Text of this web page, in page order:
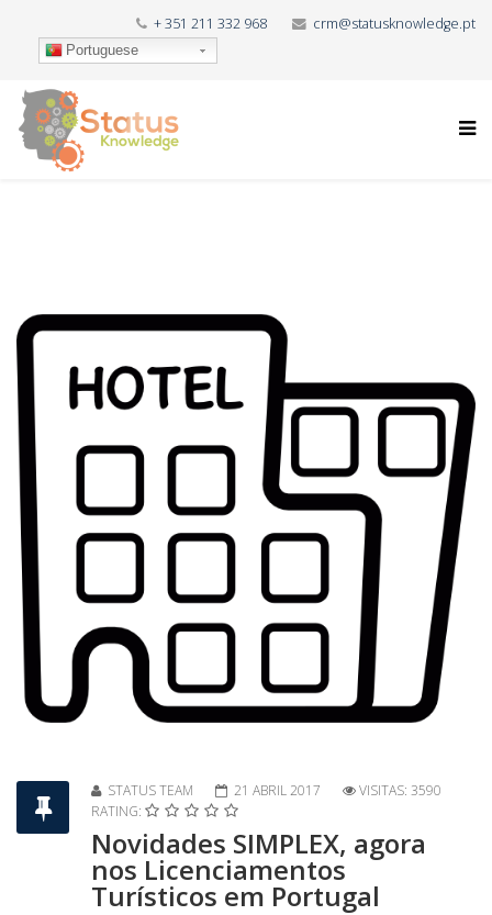
+ 351 211 332 968 crm@statusknowledge.pt
Portuguese
STATUS TEAM 21 ABRIL 2017
VISITAS: 3590
RATING:
Novidades SIMPLEX, agora
nos Licenciamentos
Turísticos em Portugal